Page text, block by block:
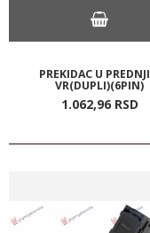
PREKIDAC U
VR(DUPLI)(6PIN)
1.062,96 RSD